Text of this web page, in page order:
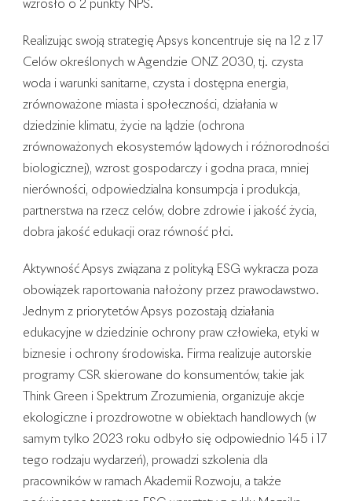
wzrosło o 2 punkty NPS.
Realizując swoją strategię Apsys koncentruje się na 12 z 17
Celów określonych w Agendzie ONZ 2030, tj. czysta
woda i warunki sanitarne, czysta i dostępna energia,
zrównoważone miasta i społeczności, działania w
dziedzinie klimatu, życie na lądzie (ochrona
zrównoważonych ekosystemów lądowych i różnorodności
biologicznej), wzrost gospodarczy i godna praca, mniej
nierówności, odpowiedzialna konsumpcja i produkcja,
partnerstwa na rzecz celów, dobre zdrowie i jakość życia,
dobra jakość edukacji oraz równość płci.
Aktywność Apsys związana z polityką ESG wykracza poza
obowiązek raportowania nałożony przez prawodawstwo.
Jednym z priorytetów Apsys pozostają działania
edukacyjne w dziedzinie ochrony praw człowieka, etyki w
biznesie i ochrony środowiska. Firma realizuje autorskie
programy CSR skierowane do konsumentów, takie jak
Think Green i Spektrum Zrozumienia, organizuje akcje
ekologiczne i prozdrowotne w obiektach handlowych (w
samym tylko 2023 roku odbyło się odpowiednio 145 i 17
tego rodzaju wydarzeń), prowadzi szkolenia dla
pracowników w ramach Akademii Rozwoju, a także